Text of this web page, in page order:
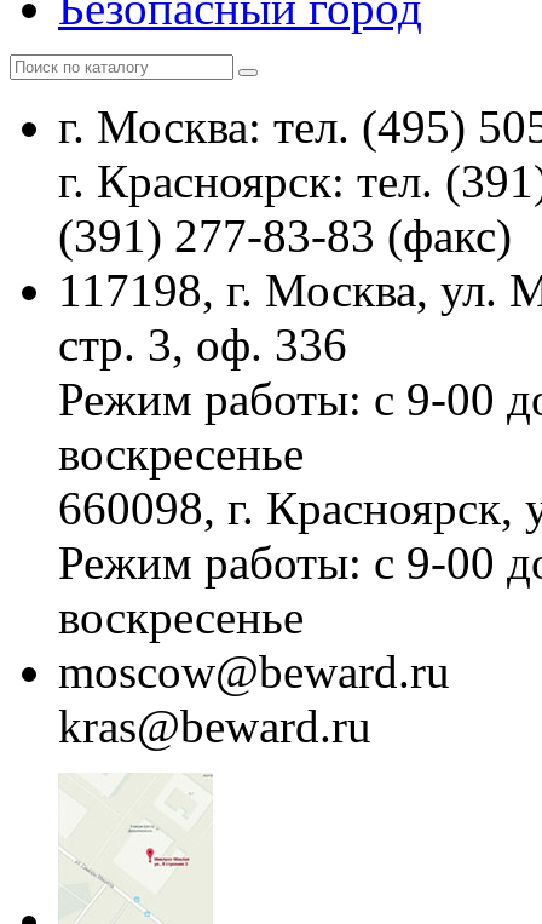
г. Москва: тел. (495)
г. Красноярск: тел.
(391) 277-83-83 (факс)
117198, г. Москва, ул.
стр. 3, оф. 336
Режим работы: с 9-00
воскресенье
660098, г.
Режим работы: с 9-00
воскресенье
moscow@beward.ru
kras@beward.ru